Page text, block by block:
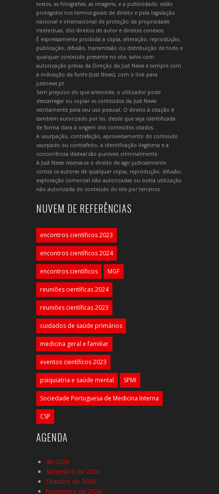
textos, as fotografias, as imagens, e a publicidade, estão
protegidos nos termos gerais de direito e pela legislação
nacional e internacional de proteção da propriedade
intelectual, dos direitos de autor e direitos conexos.
É expressamente proibida a cópia, alteração, reprodução,
publicação, difusão, transmissão ou distribuição de todo e
qualquer conteúdo presente no site, salvo com
autorização prévia da Direção da Just News e sempre com
a indicação da fonte (Just News), com o link para
justnews.pt.
Sem prejuízo do que antecede, o utilizador pode
descarregar ou copiar os conteúdos da Just News
estritamente para seu uso pessoal. O direito à citação é
também autorizado por lei, desde que seja identificada
de forma clara a origem dos conteúdos citados.
A usurpação, contrafação, aproveitamento do conteúdo
usurpado ou contrafeito, a identificação ilegítima e a
concorrência desleal são puníveis criminalmente.
A Just News reserva-se o direito de agir judicialmente
contra os autores de qualquer cópia, reprodução, difusão,
exploração comercial não autorizadas ou outra utilização
não autorizada do conteúdo do site por terceiros.
NUVEM DE REFERÊNCIAS
encontros científicos 2023
encontros científicos 2024
encontros científicos MGF
reuniões científicas 2024
reuniões científicas 2023
cuidados de saúde primários
medicina geral e familiar
eventos científicos 2023
psiquiatria e saúde mental SPMI
Sociedade Portuguesa de Medicina Interna
CSP
AGENDA
de 2026
Setembro de 2026
Outubro de 2026
Novembro de 2026